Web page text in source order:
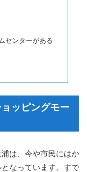
センターがある
ッピングモー
は、今や市民にはか
なっています。すで